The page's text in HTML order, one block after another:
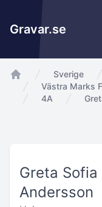
Gravar.se
app.Start
Sverige
Västra Marks
4A
Greta
Andersson